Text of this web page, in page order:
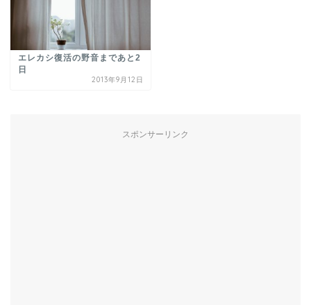
エレカシ復活の野音まであと2
日
2013年9月12日
スポンサーリンク